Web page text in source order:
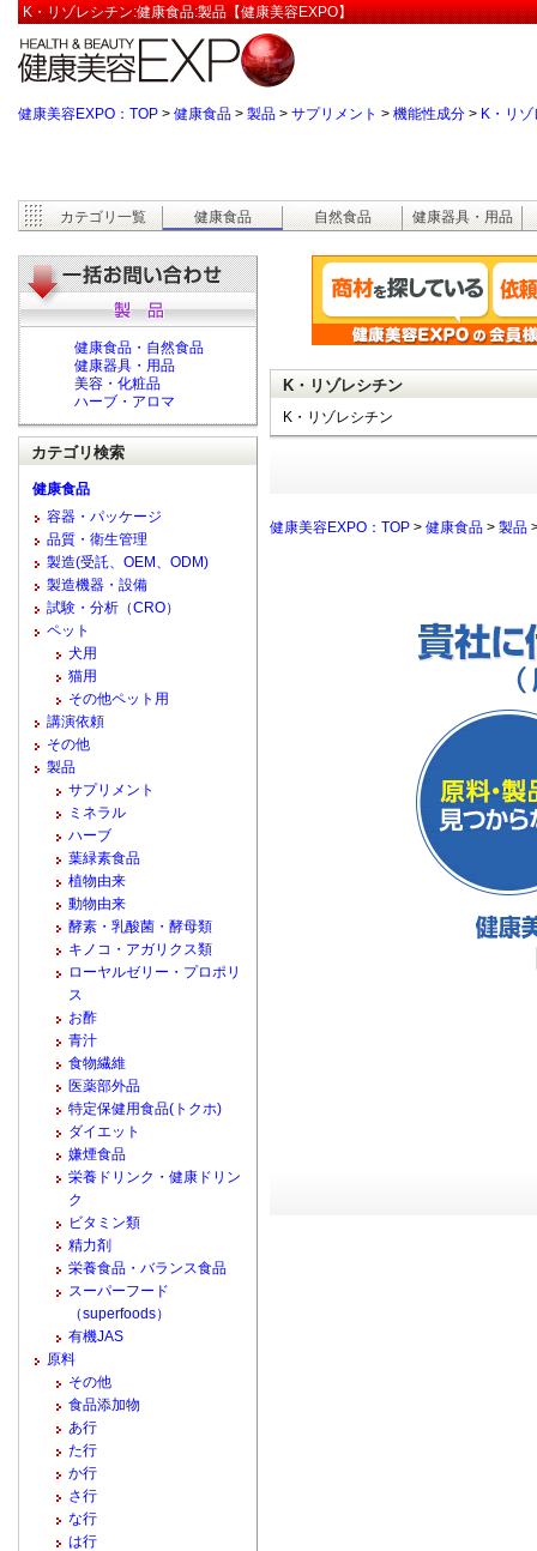
K・リゾレシチン:健康食品:製品【健康美容EXPO】
健康美容EXPO：TOP > 健康食品 > 製品 > サプリメント > 機能性成分 > K・リ
カテゴリ一覧 健康食品 自然食品 健康器具・用品
K・リゾレシチン
K・リゾレシチン
健康美容EXPO：TOP > 健康食品 > 製品
健康食品・自然食品
健康器具・用品
美容・化粧品
ハーブ・アロマ
カテゴリ検索
健康食品
容器・パッケージ
品質・衛生管理
製造(受託、OEM、ODM)
製造機器・設備
試験・分析（CRO）
ペット
犬用
猫用
その他ペット用
講演依頼
その他
製品
サプリメント
ミネラル
ハーブ
葉緑素食品
植物由来
動物由来
酵素・乳酸菌・酵母類
キノコ・アガリクス類
ローヤルゼリー・プロポリ
ス
お酢
青汁
食物繊維
医薬部外品
特定保健用食品(トクホ)
ダイエット
嫌煙食品
栄養ドリンク・健康ドリン
ク
ビタミン類
精力剤
栄養食品・バランス食品
スーパーフード
（superfoods）
有機JAS
原料
その他
食品添加物
あ行
た行
か行
さ行
な行
は行